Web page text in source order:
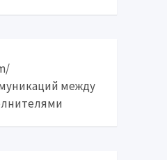
между